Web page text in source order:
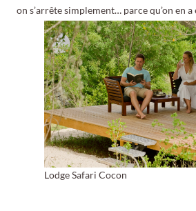
Lodge Safari Cocon
on s’arrête simplement… parce qu’on en a